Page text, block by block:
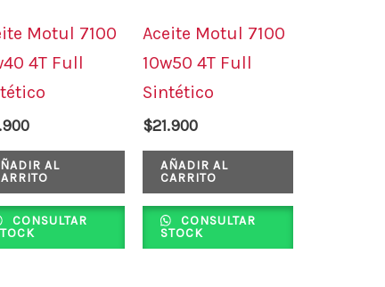
Motul 7100
4T Full
AL
CONSULTAR
Aceite Motul 7100
10w50 4T Full
Sintético
$21.900
AÑADIR AL
CARRITO
CONSULTAR
STOCK